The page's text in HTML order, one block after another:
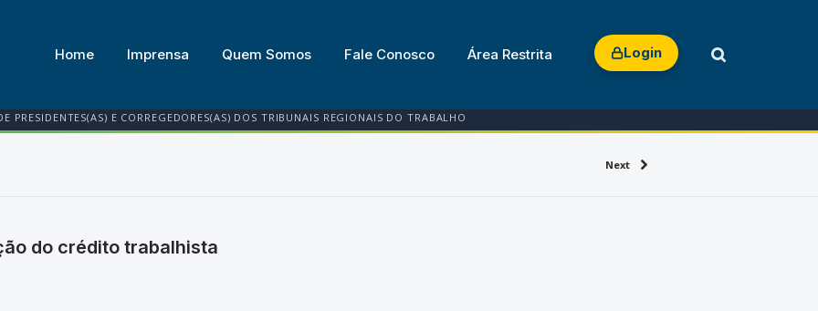
Home Imprensa Quem Somos Fale Conosco Área Restrita Login
PRESIDENTES(AS) E CORREGEDORES(AS) DOS TRIBUNAIS REGIONAIS DO TRABALHO
Next
do crédito trabalhista